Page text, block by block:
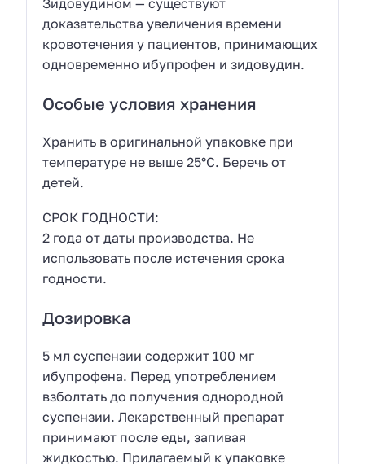
доказательства увеличения времени
кровотечения у пациентов, принимающих
одновременно ибупрофен и зидовудин.
Особые условия хранения
Хранить в оригинальной упаковке при
температуре не выше 25°С. Беречь от
детей.
СРОК ГОДНОСТИ:
2 года от даты производства. Не
использовать после истечения срока
годности.
Дозировка
5 мл суспензии содержит 100 мг
ибупрофена. Перед употреблением
взболтать до получения однородной
суспензии. Лекарственный препарат
принимают после еды, запивая
жидкостью. Прилагаемый к упаковке